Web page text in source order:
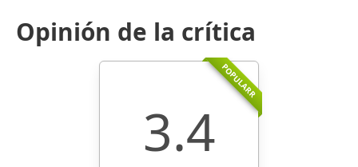
Opinión de la crítica
POPULARR
3.4